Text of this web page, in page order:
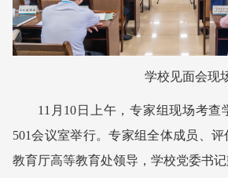
学校见面会现
11月10日上午，专家组现场考查
501会议室举行。专家组全体成员、
教育厅高等教育处领导，学校党委书记